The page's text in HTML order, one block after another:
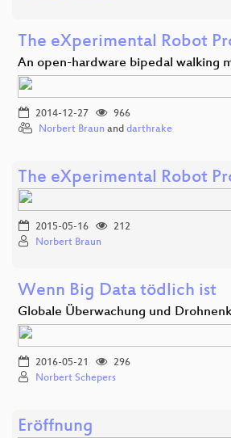
The eXperimental Robot
An open-hardware bipedal walking
2014-12-27
966
Norbert Braun and darthrake
The eXperimental Robot
2015-05-16
212
Norbert Braun
Wenn Big Data tödlich ist
Globale Überwachung und
2016-05-21
296
Norbert Schepers
Eröffnung